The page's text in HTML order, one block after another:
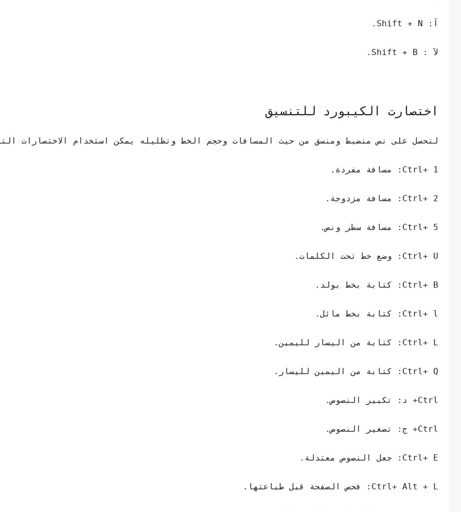
آ: Shift + N.
لآ : Shift + B.
اختصارت الكيبورد للتنسيق
لتحصل على نص منضبط ومنسق من حيث المسافات وحجم الخط وتظليله يمكن استخدام الاختصارات
Ctrl+ 1: مسافة مفردة.
Ctrl+ 2: مسافة مزدوجة.
Ctrl+ 5: مسافة سطر ونص.
Ctrl+ U: وضع خط تحت الكلمات.
Ctrl+ B: كتابة بخط بولد.
Ctrl+ l: كتابة بخط مائل.
Ctrl+ L: كتابة من اليسار لليمين.
Ctrl+ Q: كتابة من اليمين لليسار.
Ctrl+ د: تكبير النصوص.
Ctrl+ ج: تصغير النصوص.
Ctrl+ E: جعل النصوص معتدلة.
Ctrl+ Alt + L: فحص الصفحة قبل طباعتها.